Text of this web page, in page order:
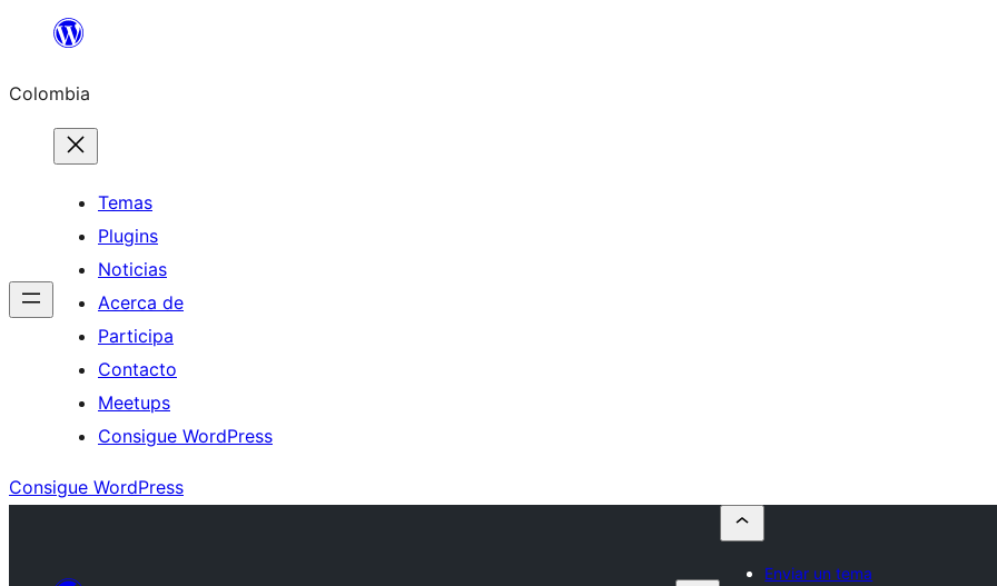
Saltar
contenido
Colombia
Temas
Plugins
Noticias
Acerca de
Participa
Contacto
Meetups
Consigue WordPress
Consigue WordPress
Enviar un tema